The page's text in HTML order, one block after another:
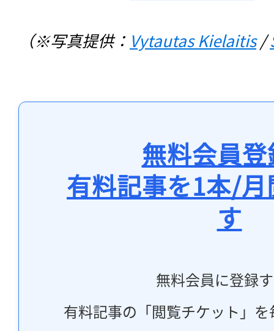
（※写真提供： Vytautas Kielaitis /
無料会員
有料記事を1本/
す
無料会員に登録
有料記事の「閲覧チケット」